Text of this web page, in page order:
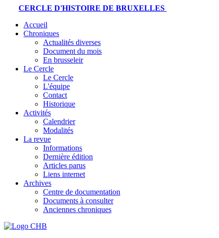
CERCLE D'HISTOIRE DE BRUXELLES
Accueil
Chroniques
Actualités diverses
Document du mois
En brusseleir
Le Cercle
Le Cercle
L'équipe
Contact
Historique
Activités
Calendrier
Modalités
La revue
Informations
Dernière édition
Articles parus
Liens internet
Archives
Centre de documentation
Documents à consulter
Anciennes chroniques